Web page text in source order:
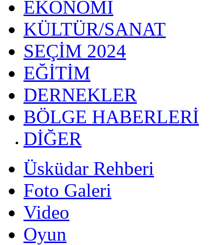
EKONOMİ
KÜLTÜR/SANAT
SEÇİM 2024
EĞİTİM
DERNEKLER
BÖLGE HABERLERİ
DİĞER
Üsküdar Rehberi
Foto Galeri
Video
Oyun